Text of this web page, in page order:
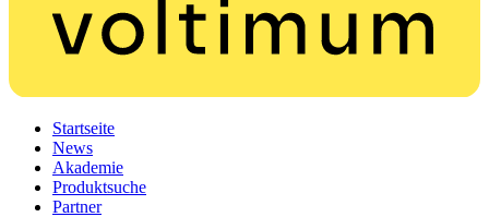
Startseite
News
Akademie
Produktsuche
Partner